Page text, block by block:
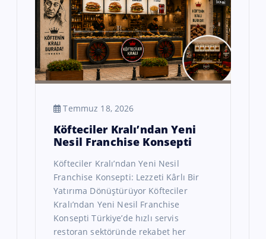
Temmuz 18, 2026
Köfteciler Kralı’ndan Yeni
Nesil Franchise Konsepti
Köfteciler Kralı’ndan Yeni Nesil
Franchise Konsepti: Lezzeti Kârlı Bir
Yatırıma Dönüştürüyor Köfteciler
Kralı’ndan Yeni Nesil Franchise
Konsepti Türkiye’de hızlı servis
restoran sektöründe rekabet her